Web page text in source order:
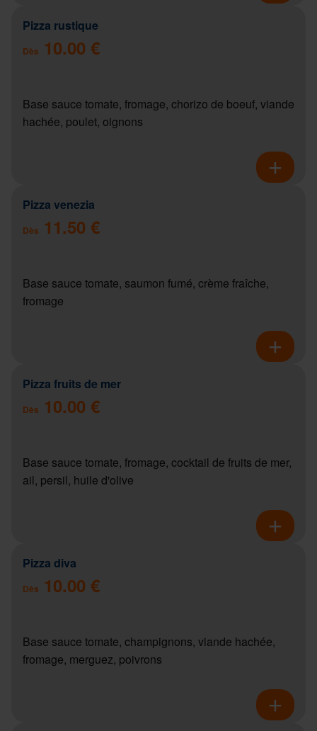
Pizza rustique
Dès 10.00 €
Base sauce tomate, fromage, chorizo de boeuf, viande
hachée, poulet, oignons
Pizza venezia
Dès 11.50 €
Base sauce tomate, saumon fumé, crème fraîche,
fromage
Pizza fruits de mer
Dès 10.00 €
Base sauce tomate, fromage, cocktail de fruits de mer,
ail, persil, huile d'olive
Pizza diva
Dès 10.00 €
Base sauce tomate, champignons, viande hachée,
fromage, merguez, poivrons